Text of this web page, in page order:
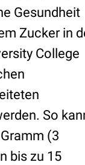
Gesundheit
Zucker in
College
So
(3
bis zu 15